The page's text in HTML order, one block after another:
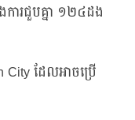
ារជួបគ្នា ១២៤ដង
ដែលអាចប្រើ